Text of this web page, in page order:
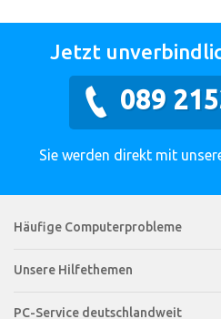
Jetzt
089
Sie werden direkt mit
Häufige Computerprobleme
Unsere Hilfethemen
PC-Service deutschlandweit